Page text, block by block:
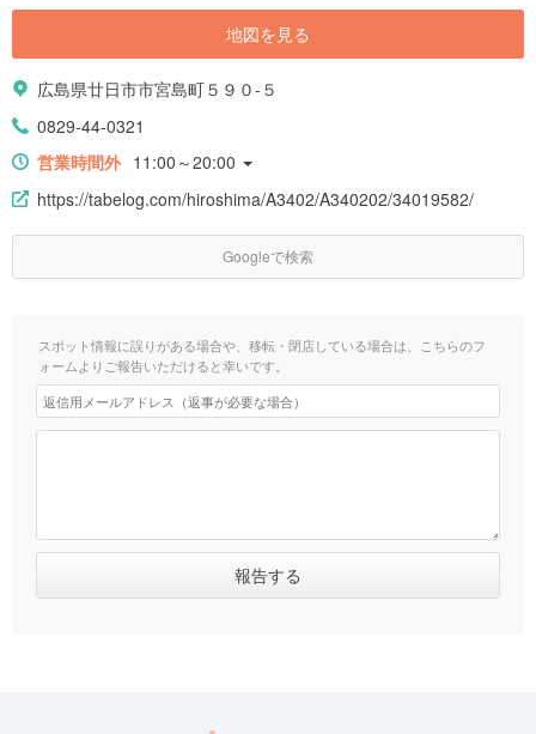
地図を見る
広島県廿日市市宮島町５９０-５
0829-44-0321
営業時間外 11:00～20:00
https://tabelog.com/hiroshima/A3402/A340202/34019582/
Googleで検索
スポット情報に誤りがある場合や、移転・閉店している場合は、こちらのフ
ォームよりご報告いただけると幸いです。